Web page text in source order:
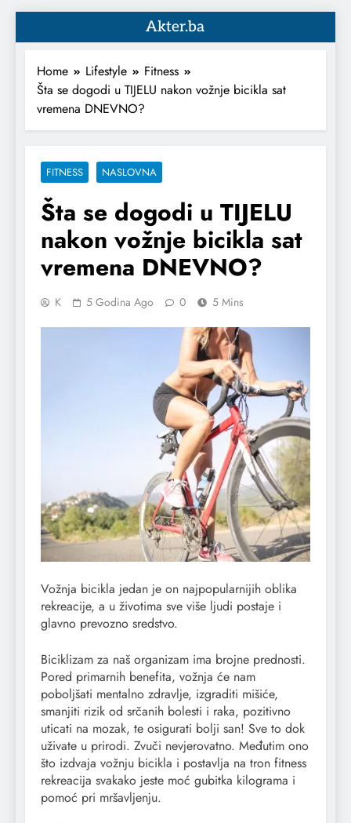
Akter.ba
Home Lifestyle
Fitness
Šta se dogodi u TIJELU nakon vožnje bicikla sat
vremena DNEVNO?
FITNESS NASLOVNA
Šta se dogodi u TIJELU
nakon vožnje bicikla sat
vremena DNEVNO?
K 5 Godina Ago 0 5 Mins
Vožnja bicikla jedan je on najpopularnijih oblika
rekreacije, a u životima sve više ljudi postaje i
glavno prevozno sredstvo.
Biciklizam za naš organizam ima brojne prednosti.
Pored primarnih benefita, vožnja će nam
poboljšati mentalno zdravlje, izgraditi mišiće,
smanjiti rizik od srčanih bolesti i raka, pozitivno
uticati na mozak, te osigurati bolji san! Sve to dok
uživate u prirodi. Zvuči nevjerovatno. Međutim ono
što izdvaja vožnju bicikla i postavlja na tron fitness
rekreacija svakako jeste moć gubitka kilograma i
pomoć pri mršavljenju.